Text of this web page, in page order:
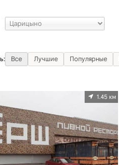
Все Лучшие Популярные
1.45 км